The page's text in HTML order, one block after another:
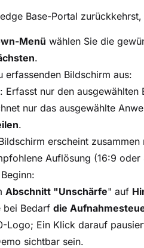
Base-Portal
Menü wählen Sie die
.
erfassenden Bildschirm aus:
: Erfasst nur den ausgewählten
nur das ausgewählte
.
erscheint zusammen
Auflösung (16:9 oder
Abschnitt "Unschärfe" auf
bei Bedarf die
Logo; Ein Klick darauf
sichtbar sein.